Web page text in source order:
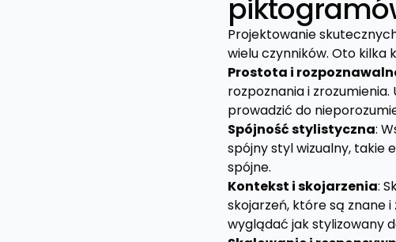
Projektowanie
wielu czynników. Oto kilka
Prostota i
rozpoznania i
prowadzić do
Spójność stylistyczna:
spójny styl wizualny, takie
spójne.
Kontekst i skojarzenia:
skojarzeń, które są znane i
wyglądać jak stylizowany